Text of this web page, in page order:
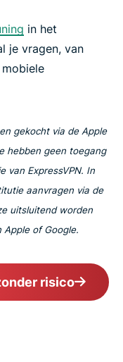
in het
je vragen, van
gekocht via de Apple
hebben geen toegang
van ExpressVPN. In
aanvragen via de
uitsluitend worden
Apple of Google.
risico